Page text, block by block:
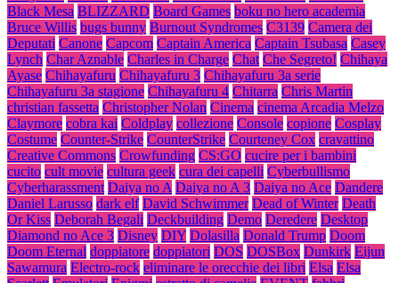
Black Mesa BLIZZARD Board Games boku no hero academia
Bruce Willis bugs bunny Burnout Syndromes C3139 Camera dei
Deputati Canone Capcom Captain America Captain Tsubasa Casey
Lynch Char Aznable Charles in Charge Chat Che Segreto! Chihaya
Ayase Chihayafuru Chihayafuru 3 Chihayafuru 3a serie
Chihayafuru 3a stagione Chihayafuru 4 Chitarra Chris Martin
christian fassetta Christopher Nolan Cinema cinema Arcadia Melzo
Claymore cobra kai Coldplay collezione Console copione Cosplay
Costume Counter-Strike CounterStrike Courteney Cox cravattino
Creative Commons Crowfunding CS:GO cucire per i bambini
cucito cult movie cultura geek cura dei capelli Cyberbullismo
Cyberharassment Daiya no A Daiya no A 3 Daiya no Ace Dandere
Daniel Larusso dark elf David Schwimmer Dead of Winter Death
Or Kiss Deborah Begali Deckbuilding Demo Deredere Desktop
Diamond no Ace 3 Disney DIY Dolasilla Donald Trump Doom
Doom Eternal doppiatore doppiatori DOS DOSBox Dunkirk Eijun
Sawamura Electro-rock eliminare le orecchie dei libri Elsa Elsa